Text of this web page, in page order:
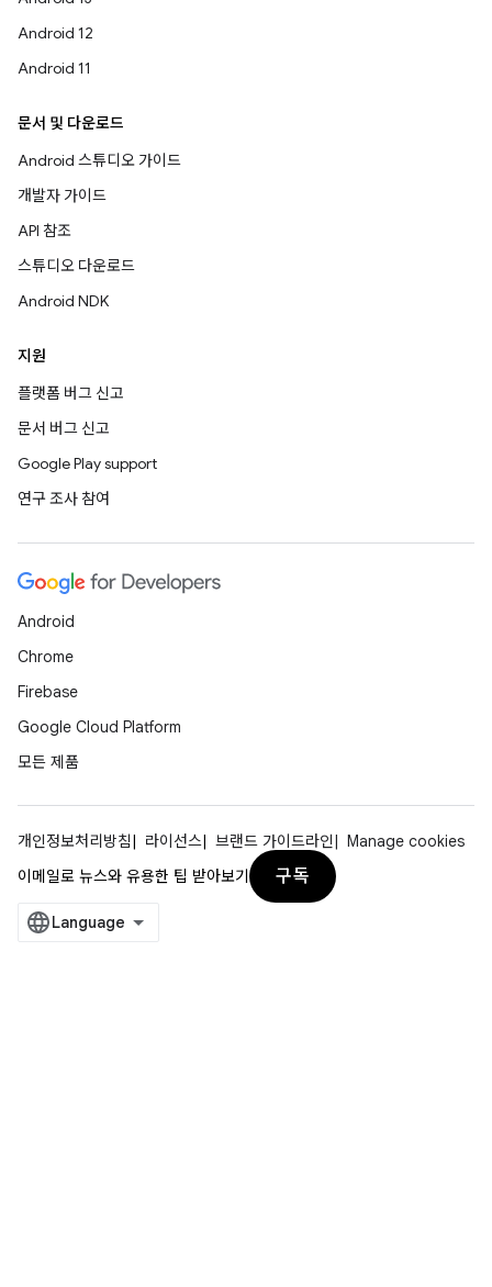
Android 12
Android 11
문서 및 다운로드
Android 스튜디오 가이드
개발자 가이드
API 참조
스튜디오 다운로드
Android NDK
지원
플랫폼 버그 신고
문서 버그 신고
Google Play support
연구 조사 참여
Android
Chrome
Firebase
Google Cloud Platform
모든 제품
개인정보처리방침 라이선스 브랜드 가이드라인
Manage cookies
이메일로 뉴스와 유용한 팁 받아보기
구독